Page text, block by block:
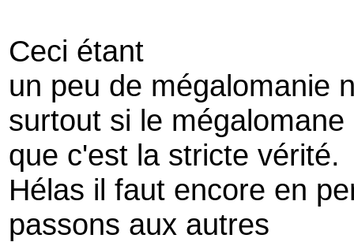
Ceci étant
un peu de mégalomanie
surtout si le
que c'est la stricte vérité.
Hélas il faut encore en
passons aux autres